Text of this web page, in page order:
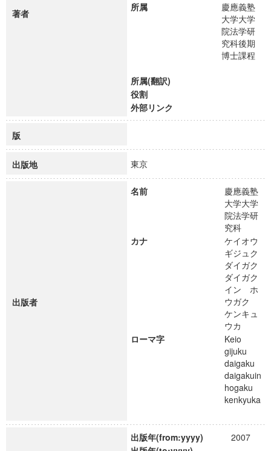
著者
所属
慶應義塾
大学大学
院法学研
究科後期
博士課程
所属(翻訳)
役割
外部リンク
版
出版地 東京
出版者
名前
慶應義塾
大学大学
院法学研
究科
カナ
ケイオウ
ギジュク
ダイガク
ダイガク
イン ホ
ウガク
ケンキュ
ウカ
ローマ字
Keio
gijuku
daigaku
daigakuin
hogaku
kenkyuka
出版年(from:yyyy)
2007